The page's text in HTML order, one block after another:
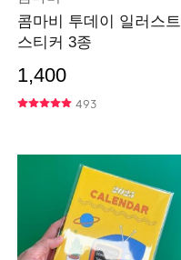
콤마비 투데이 일러스트
스티커 3종
1,400
493